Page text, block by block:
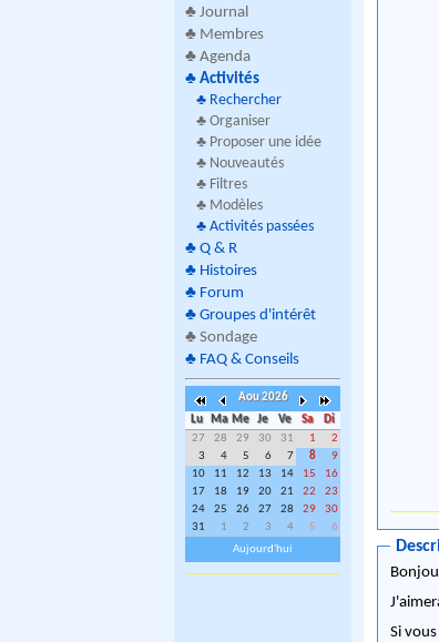
♣ Journal
♣ Membres
♣ Agenda
♣ Activités
♣ Rechercher
♣ Organiser
♣ Proposer une idée
♣ Nouveautés
♣ Filtres
♣ Modèles
♣ Activités passées
♣ Q & R
♣ Histoires
♣ Forum
♣ Groupes d'intérêt
♣ Sondage
♣ FAQ & Conseils
Aou 2026
Lu
Ma Me Je Ve Sa
Di
27
28 29 30 31 1
2
3
4 5 6 7 8
9
10
11 12 13 14 15
16
17
18 19 20 21 22
23
24
25 26 27 28 29
30
31
1 2 3 4 5
6
Aujourd'hui
Si